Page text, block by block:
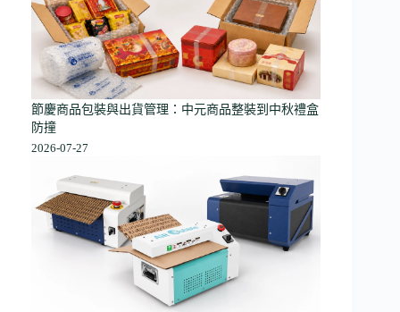
節慶商品包裝與出貨管理：中元商品整裝到中秋禮盒
防撞
2026-07-27